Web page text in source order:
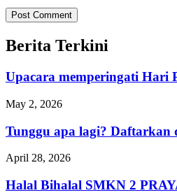
Berita Terkini
Upacara memperingati Hari
May 2, 2026
Tunggu apa lagi? Daftarkan
April 28, 2026
Halal Bihalal SMKN 2